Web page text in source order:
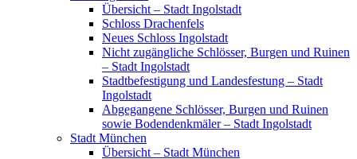
Übersicht – Stadt Ingolstadt
Schloss Drachenfels
Neues Schloss Ingolstadt
Nicht zugängliche Schlösser, Burgen und Ruinen
– Stadt Ingolstadt
Stadtbefestigung und Landesfestung – Stadt
Ingolstadt
Abgegangene Schlösser, Burgen und Ruinen
sowie Bodendenkmäler – Stadt Ingolstadt
Stadt München
Übersicht – Stadt München